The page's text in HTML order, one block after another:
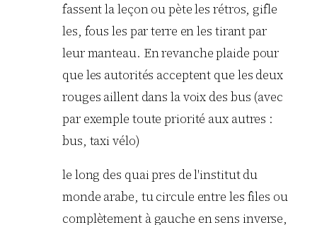
fassent la leçon ou pète les rétros, gifle
les, fous les par terre en les tirant par
leur manteau. En revanche plaide pour
que les autorités acceptent que les deux
rouges aillent dans la voix des bus (avec
par exemple toute priorité aux autres :
bus, taxi vélo)
le long des quai pres de l'institut du
monde arabe, tu circule entre les files ou
complètement à gauche en sens inverse,